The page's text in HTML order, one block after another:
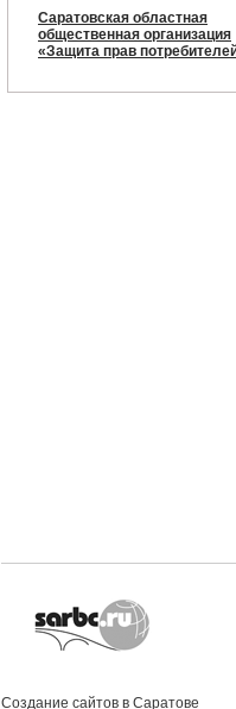
Саратовская областная
общественная организация
«Защита прав
Создание сайтов в Саратове